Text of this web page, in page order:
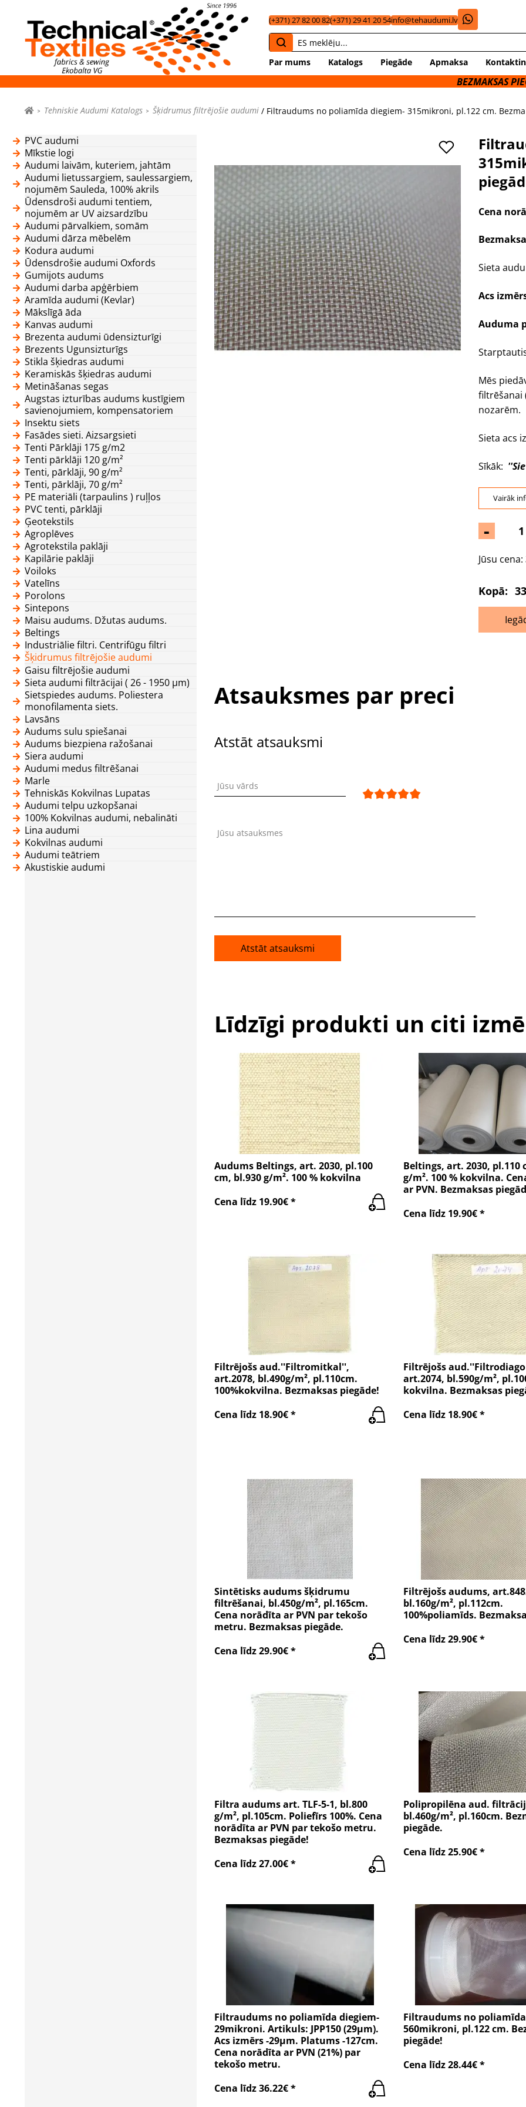
(+371) 27 82 00 82(+371) 29 41 20 54info@tehaudumi.lv
Par mums Katalogs Piegāde Apmaksa
BEZMAKSAS PIEGĀDE UZ
Tehniskie Audumi Katalogs Šķidrumus filtrējošie audumi / Filtraudums no poliamīda diegiem- 315mikroni, pl.122 cm.
PVC audumi
Mīkstie logi
Audumi laivām, kuteriem, jahtām
Audumi lietussargiem, saulessargiem,
nojumēm Sauleda, 100% akrils
Ūdensdroši audumi tentiem,
nojumēm ar UV aizsardzību
Audumi pārvalkiem, somām
Audumi dārza mēbelēm
Kodura audumi
Ūdensdrošie audumi Oxfords
Gumijots audums
Audumi darba apģērbiem
Aramīda audumi (Kevlar)
Mākslīgā āda
Kanvas audumi
Brezenta audumi ūdensizturīgi
Brezents Ugunsizturīgs
Stikla šķiedras audumi
Keramiskās šķiedras audumi
Metināšanas segas
Augstas izturības audums kustīgiem
savienojumiem, kompensatoriem
Insektu siets
Fasādes sieti. Aizsargsieti
Tenti Pārklāji 175 g/m2
Tenti pārklāji 120 g/m²
Tenti, pārklāji, 90 g/m²
Tenti, pārklāji, 70 g/m²
PE materiāli (tarpaulins ) ruļļos
PVC tenti, pārklāji
Ģeotekstils
Agroplēves
Agrotekstila paklāji
Kapilārie paklāji
Voiloks
Vatelīns
Porolons
Sintepons
Maisu audums. Džutas audums.
Beltings
Industriālie filtri. Centrifūgu filtri
Šķidrumus filtrējošie audumi
Gaisu filtrējošie audumi
Sieta audumi filtrācijai ( 26 - 1950 μm)
Sietspiedes audums. Poliestera
monofilamenta siets.
Lavsāns
Audums sulu spiešanai
Audums biezpiena ražošanai
Siera audumi
Audumi medus filtrēšanai
Marle
Tehniskās Kokvilnas Lupatas
Audumi telpu uzkopšanai
100% Kokvilnas audumi, nebalināti
Lina audumi
Kokvilnas audumi
Audumi teātriem
Akustiskie audumi
Cena
Sieta
Acs
Auduma
Mēs
filtrēšanai
nozarēm.
Sieta acs
Sīkāk:
Vairāk
-
Jūsu cena:
Kopā:
Atsauksmes par preci
Atstāt atsauksmi
Jūsu vārds
Jūsu atsauksmes
Atstāt atsauksmi
Līdzīgi produkti un citi
Audums Beltings, art. 2030, pl.100
cm, bl.930 g/m². 100 % kokvilna
Cena līdz 19.90€ *
Beltings, art. 2030, pl.110
g/m². 100 % kokvilna.
ar PVN. Bezmaksas
Cena līdz 19.90€ *
Filtrējošs aud.''Filtromitkal'',
art.2078, bl.490g/m², pl.110cm.
100%kokvilna. Bezmaksas piegāde!
Cena līdz 18.90€ *
Filtrējošs
art.2074, bl.590g/m²,
kokvilna. Bezmaksas
Cena līdz 18.90€ *
Sintētisks audums šķidrumu
filtrēšanai, bl.450g/m², pl.165cm.
Cena norādīta ar PVN par tekošo
metru. Bezmaksas piegāde.
Cena līdz 29.90€ *
Filtrējošs audums,
bl.160g/m², pl.112cm.
100%poliamīds.
Cena līdz 29.90€ *
Filtra audums art. TLF-5-1, bl.800
g/m², pl.105cm. Poliefīrs 100%. Cena
norādīta ar PVN par tekošo metru.
Bezmaksas piegāde!
Cena līdz 27.00€ *
Polipropilēna aud.
bl.460g/m², pl.160cm.
piegāde.
Cena līdz 25.90€ *
Filtraudums no poliamīda diegiem-
29mikroni. Artikuls: JPP150 (29µm).
Acs izmērs -29µm. Platums -127cm.
Cena norādīta ar PVN (21%) par
tekošo metru.
Cena līdz 36.22€ *
Filtraudums no
560mikroni, pl.122 cm.
piegāde!
Cena līdz 28.44€ *